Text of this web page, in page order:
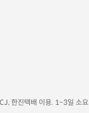
한진택배 이용. 1~3일 소요